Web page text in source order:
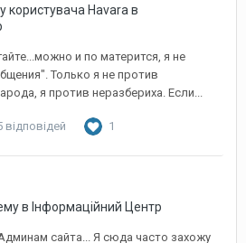
користувача Havara в
и по матерится, я не
Только я не против
я против неразбериха. Если...
відповідей 1
в Інформаційний Центр
сайта... Я сюда часто захожу